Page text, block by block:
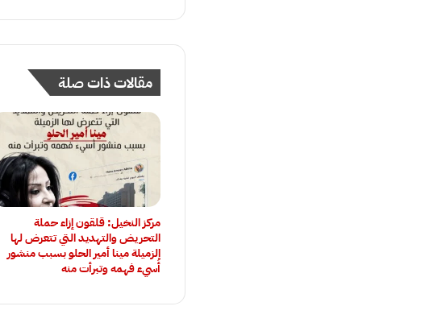
مقالات ذات صلة
مركز النخيل: قلقون إزاء حملة
التحريض والتهديد التي تتعرض لها
الزميلة مينا أمير الحلو بسبب منشور
أُسيء فهمه وتبرأت منه